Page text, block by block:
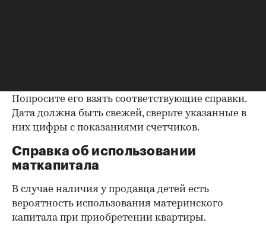
Попросите его взять соответствующие справки.
Дата должна быть свежей, сверьте указанные в
них цифры с показаниями счетчиков.
Справка об использовании
маткапитала
В случае наличия у продавца детей есть
вероятность использования материнского
капитала при приобретении квартиры.